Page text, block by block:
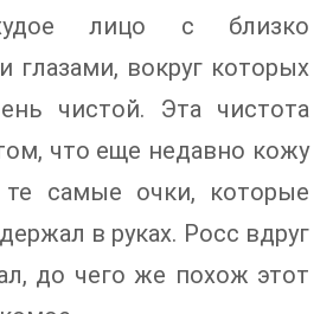
лицо с близко
глазами, вокруг которых
чистой. Эта чистота
что еще недавно кожу
самые очки, которые
в руках. Росс вдруг
до чего же похож этот